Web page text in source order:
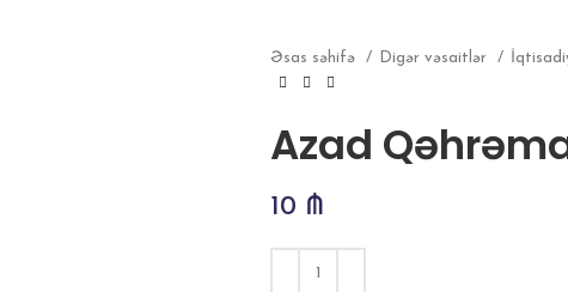
Əsas səhifə Digər vəsaitlər
Azad
10 ₼